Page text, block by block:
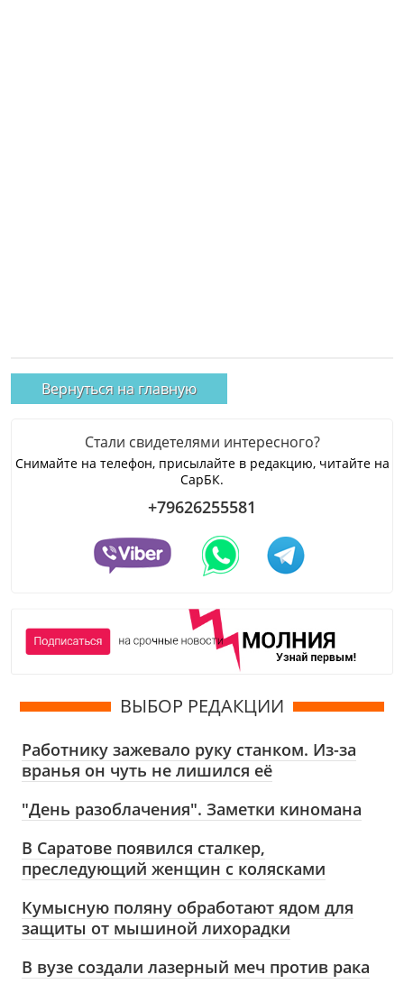
Вернуться на главную
Стали свидетелями интересного?
Снимайте на телефон, присылайте в редакцию, читайте на
СарБК.
+79626255581
ВЫБОР РЕДАКЦИИ
Работнику зажевало руку станком. Из-за
вранья он чуть не лишился её
"День разоблачения". Заметки киномана
В Саратове появился сталкер,
преследующий женщин с колясками
Кумысную поляну обработают ядом для
защиты от мышиной лихорадки
В вузе создали лазерный меч против рака